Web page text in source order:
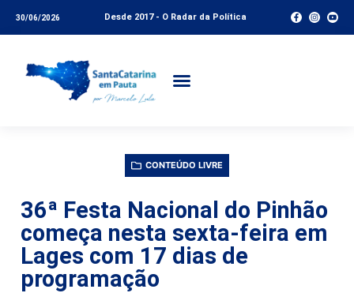
30/06/2026 Desde 2017 - O Radar da Política
CONTEÚDO LIVRE
36ª Festa Nacional do Pinhão
começa nesta sexta-feira em
Lages com 17 dias de
programação